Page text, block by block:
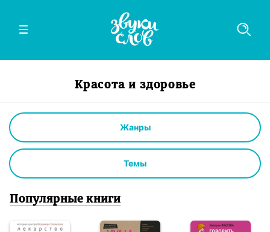
Красота и здоровье
Жанры
Темы
Популярные книги